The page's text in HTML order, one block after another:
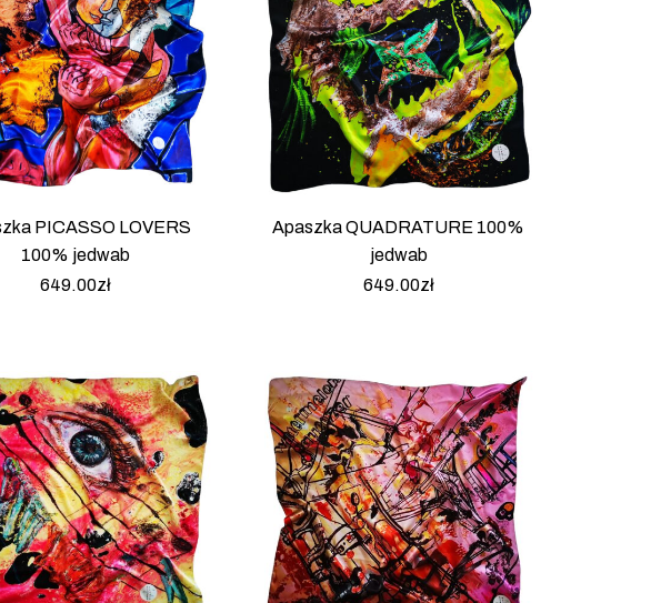
PICASSO LOVERS
100% jedwab
649.00zł
Apaszka QUADRATURE 100%
jedwab
649.00zł